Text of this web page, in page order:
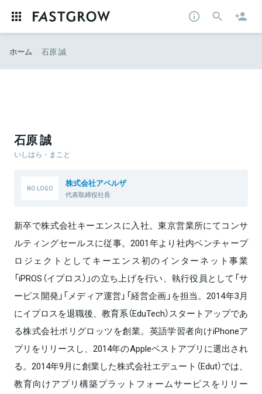
ホーム 石原 誠
石原 誠
いしはら・まこと
株式会社アペルザ
代表取締役社長
新卒で株式会社キーエンスに入社。東京営業所にてコンサ
ルティングセールスに従事。2001年より社内ベンチャープ
ロジェクトとしてキーエンス初のインターネット事業
「iPROS（イプロス）」の立ち上げを行い、執行役員として「サ
ービス開発」「メディア運営」「経営企画」を担当。2014年3月
にイプロスを退職後、教育系（EduTech）スタートアップであ
る株式会社ポリグロッツを創業。英語学習者向けiPhoneア
プリをリリースし、2014年のAppleベストアプリに選出され
る。2014年9月に創業した株式会社エデュート（Edut）では、
教育向けアプリ構築プラットフォームサービスをリリー